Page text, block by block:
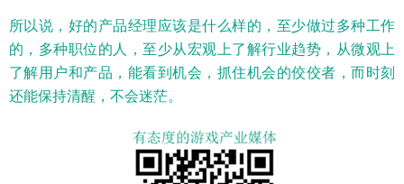
所以说，好的产品经理应该是什么样的，至少做过多种工作
的，多种职位的人，至少从宏观上了解行业趋势，从微观上
了解用户和产品，能看到机会，抓住机会的佼佼者，而时刻
还能保持清醒，不会迷茫。